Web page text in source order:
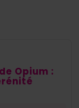
Opium :